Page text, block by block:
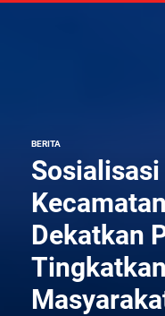
BERITA
Sosialisasi
Dekatkan